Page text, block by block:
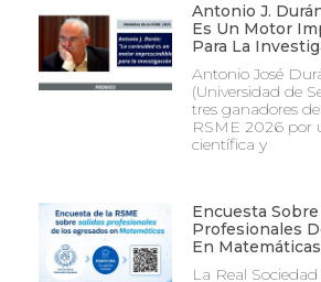
Antonio J.
Es Un Motor
Para La
Antonio José
(Universidad de
tres ganadores
RSME 2026 por
científica y
Encuesta Sobre
Profesionales
En Matemáticas
La Real